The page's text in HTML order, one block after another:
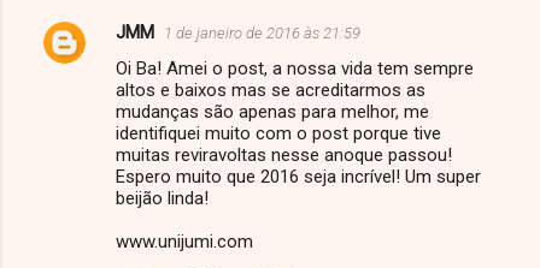
C
JMM 1 de janeiro de 2016 às 21:59
Oi Ba! Amei o post, a nossa vida tem sempre
altos e baixos mas se acreditarmos as
mudanças são apenas para melhor, me
identifiquei muito com o post porque tive
muitas reviravoltas nesse anoque passou!
Espero muito que 2016 seja incrível! Um super
beijão linda!
www.unijumi.com